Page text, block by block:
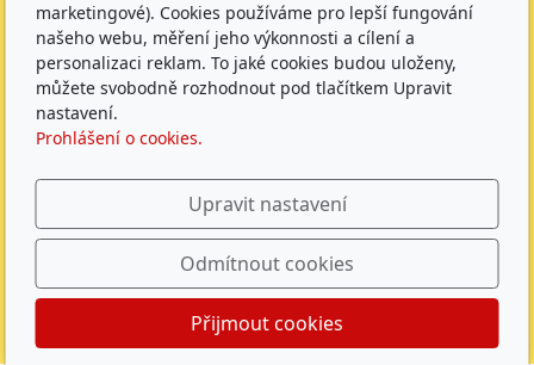
Čísla účtů
Škola: 27225621/0100
Jídelna: 1027831896/0100
Sledujte nás
ZŠ Herčíkova 2026 |GDPR|Whistleblowing|Povinně
zveřejňované údaje
marketingové). Cookies používáme pro lepší fungování
našeho webu, měření jeho výkonnosti a cílení a
personalizaci reklam. To jaké cookies budou uloženy,
můžete svobodně rozhodnout pod tlačítkem Upravit
nastavení.
Prohlášení o cookies.
Upravit nastavení
Odmítnout cookies
Přijmout cookies